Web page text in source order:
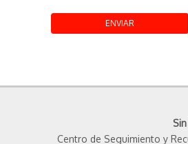
Centro de Seguimiento y